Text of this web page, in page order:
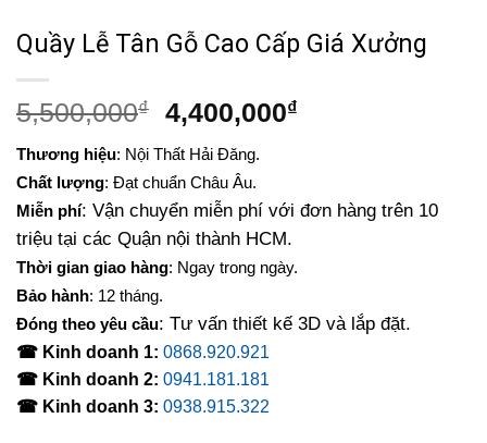
Quầy Lễ Tân Gỗ Cao Cấp Giá Xưởng
5,500,000₫
Giá
là:
5,500,000₫.
4,400,000₫Giá
4,400,000₫.
Thương hiệu: Nội Thất Hải Đăng.
Chất lượng: Đạt chuẩn Châu Âu.
Miễn phí: Vận chuyển miễn phí với đơn hàng trên 10
triệu tại các Quận nội thành HCM.
Thời gian giao hàng: Ngay trong ngày.
Bảo hành: 12 tháng.
Đóng theo yêu cầu: Tư vấn thiết kế 3D và lắp đặt.
☎ Kinh doanh 1: 0868.920.921
☎ Kinh doanh 2: 0941.181.181
☎ Kinh doanh 3: 0938.915.322